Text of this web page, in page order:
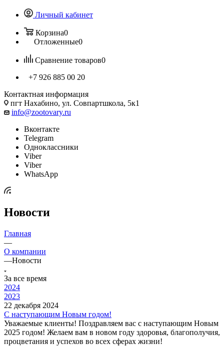
Личный кабинет
Корзина0
Отложенные0
Сравнение товаров0
+7 926 885 00 20
Контактная информация
пгт Нахабино, ул. Совпартшкола, 5к1
info@zootovary.ru
Вконтакте
Telegram
Одноклассники
Viber
Viber
WhatsApp
Новости
Главная
—
О компании
—Новости
За все время
2024
2023
22 декабря 2024
С наступающим Новым годом!
Уважаемые клиенты! Поздравляем вас с наступающим Новым
2025 годом! Желаем вам в новом году здоровья, благополучия,
процветания и успехов во всех сферах жизни!